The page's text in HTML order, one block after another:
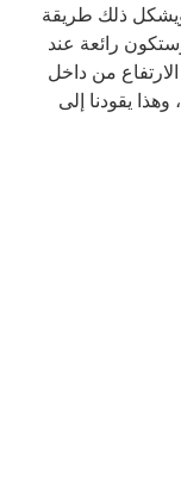
ذلك طريقة
رائعة عند
من داخل
يقودنا إلى